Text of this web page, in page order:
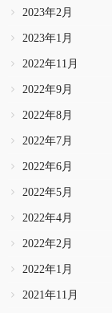
2023年2月
2023年1月
2022年11月
2022年9月
2022年8月
2022年7月
2022年6月
2022年5月
2022年4月
2022年2月
2022年1月
2021年11月